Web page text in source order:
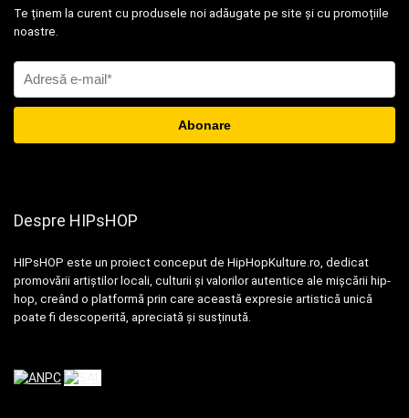
Te ținem la curent cu produsele noi adăugate pe site și cu promoțiile
noastre.
Despre HIPsHOP
HIPsHOP este un proiect conceput de HipHopKulture.ro, dedicat
promovării artiștilor locali, culturii și valorilor autentice ale mișcării hip-
hop, creând o platformă prin care această expresie artistică unică
poate fi descoperită, apreciată și susținută.